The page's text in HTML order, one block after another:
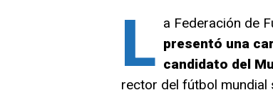
L a Federación de
presentó una
candidato del
rector del fútbol mundial